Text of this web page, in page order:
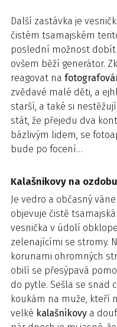
Další zastávka je
čistém tsamajském
poslední možnost dobít
ovšem běží generátor.
reagovat na
zvědavé malé děti, a
starší, a také si
stát, že přejedu dva
bázlivým lidem, se
bude po focení…
Kalašnikovy na ozdobu
Je vedro a občasný
objevuje čistě
vesnička v údolí
zelenajícími se stromy.
korunami ohromných
obilí se přesýpavá
do pytle. Sešla se snad
koukám na muže, kteří
velké kalašnikovy a